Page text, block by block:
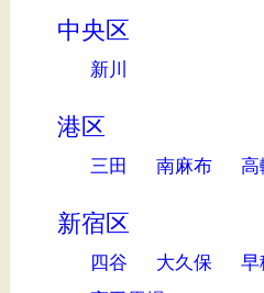
中央区
新川
港区
三田 南麻布 高
新宿区
四谷 大久保
早